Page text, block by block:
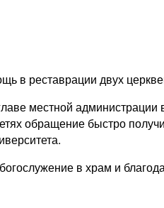
в реставрации двух
местной
обращение быстро
в храм и